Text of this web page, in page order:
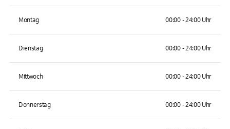
Montag 00:00 - 24:00 Uhr
Dienstag 00:00 - 24:00 Uhr
Mittwoch 00:00 - 24:00 Uhr
Donnerstag 00:00 - 24:00 Uhr